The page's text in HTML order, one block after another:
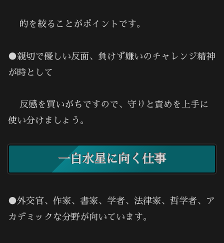
的を絞ることがポイントです。
●親切で優しい反面、負けず嫌いのチャレンジ精神
が時として
反感を買いがちですので、守りと責めを上手に
使い分けましょう。
一白水星に向く仕事
●外交官、作家、書家、学者、法律家、哲学者、ア
カデミックな分野が向いています。